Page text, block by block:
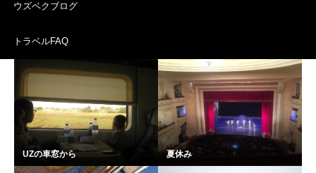
ウズベクブログ
トラベルFAQ
UZの年末
UZの車窓から 夏休み